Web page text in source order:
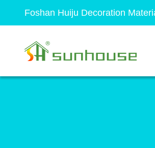
Foshan Huiju Decoration